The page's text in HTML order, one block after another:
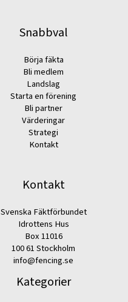
Snabbval
Börja fäkta
Bli medlem
Landslag
Starta en förening
Bli partner
Värderingar
Strategi
Kontakt
Kontakt
Svenska Fäktförbundet
Idrottens Hus
Box 11016
100 61 Stockholm
info@fencing.se
Kategorier